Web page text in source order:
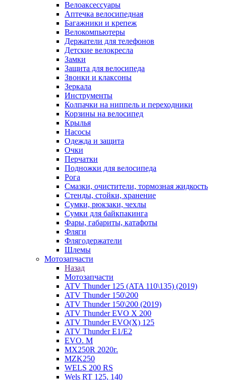
Велоаксессуары
Аптечка велосипедная
Багажники и крепеж
Велокомпьютеры
Держатели для телефонов
Детские велокресла
Замки
Защита для велосипеда
Звонки и клаксоны
Зеркала
Инструменты
Колпачки на ниппель и переходники
Корзины на велосипед
Крылья
Насосы
Одежда и защита
Очки
Перчатки
Подножки для велосипеда
Рога
Смазки, очистители, тормозная жидкость
Стенды, стойки, хранение
Сумки, рюкзаки, чехлы
Сумки для байкпакинга
Фары, габариты, катафоты
Фляги
Флягодержатели
Шлемы
Мотозапчасти
Назад
Мотозапчасти
ATV Thunder 125 (ATA 110\135) (2019)
ATV Thunder 150\200
ATV Thunder 150\200 (2019)
ATV Thunder EVO X 200
ATV Thunder EVO(X) 125
ATV Thunder Е1/Е2
EVO. M
MX250R 2020г.
MZK250
WELS 200 RS
Wels RT 125, 140